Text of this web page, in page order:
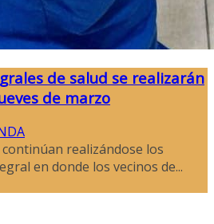
de salud se realizarán
de marzo
realizándose los
en donde los vecinos de...